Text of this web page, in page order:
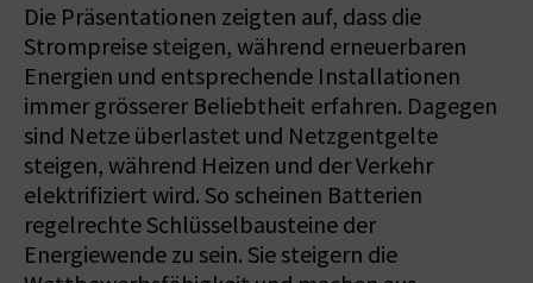
Die Präsentationen zeigten auf, dass die
Strompreise steigen, während erneuerbaren
Energien und entsprechende Installationen
immer grösserer Beliebtheit erfahren. Dagegen
sind Netze überlastet und Netzgentgelte
steigen, während Heizen und der Verkehr
elektrifiziert wird. So scheinen Batterien
regelrechte Schlüsselbausteine der
Energiewende zu sein. Sie steigern die